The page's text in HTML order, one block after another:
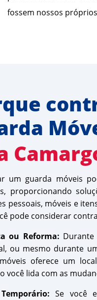
fossem nossos
um guarda móveis
proporcionando
pessoais, móveis e
pode considerar
ou Reforma:
ou mesmo durante
oferece um
você lida com as
Se você